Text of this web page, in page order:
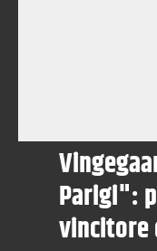
Parigi":
vincitore